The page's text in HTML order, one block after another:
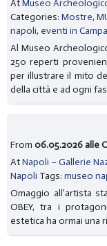
AtMuseo
Categories:Mostre,
napoli, eventi in
Al Museo
250 reperti
per illustrare il mito
della città e ad ogni
From06.05.2026 alle
AtNapoli – Gallerie
Napoli Tags:museo
Omaggio all'artista
OBEY, tra i
estetica ha ormai una